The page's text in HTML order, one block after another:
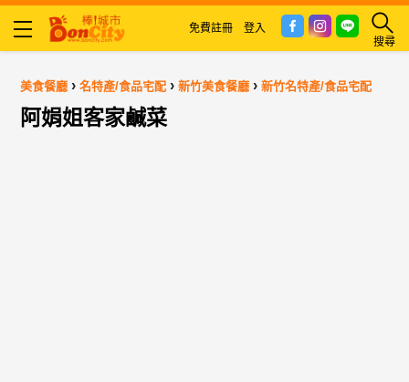
搜尋
免費註冊 登入
美食餐廳 ›名特產/食品宅配 ›新竹美食餐廳 ›新竹名特產/食品宅配
阿娟姐客家鹹菜